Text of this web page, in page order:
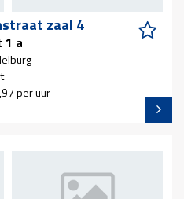
zaal 4
1 a
per uur